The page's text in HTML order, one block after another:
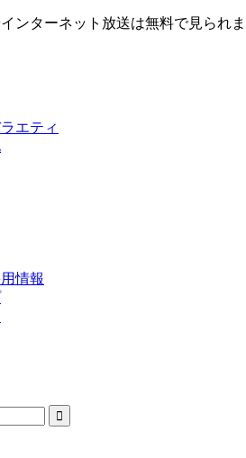
ンターネット放送は無料で見られま
エティ
情報